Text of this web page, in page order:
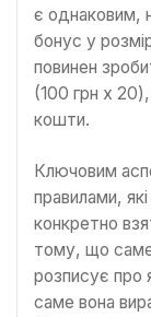
є однаковим,
бонус у
повинен
(100 грн x
кошти.
Ключовим
правилами,
конкретно
тому, що
розписує про
саме вона